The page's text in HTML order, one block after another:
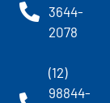
3644-
2078
(12)
98844-